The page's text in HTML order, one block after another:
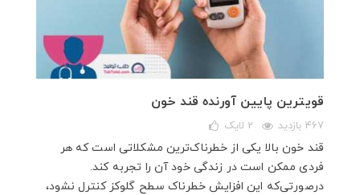
قویترین پایین آورنده قند خون
467 بازدید 2 لایک
قند خون بالا یکی از خطرناک‌ترین مشکلاتی است که هر
فردی ممکن است در زندگی خود آن را تجربه کند.
درصورتی‌که این افزایش خطرناک سطح گلوکز کنترل نشود،